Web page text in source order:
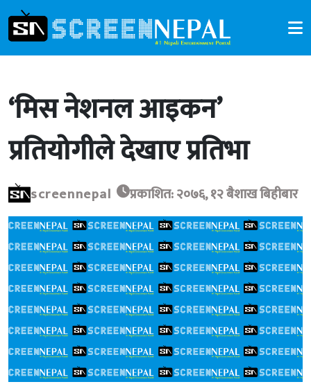
‘मिस नेशनल आइकन’
प्रतियोगीले देखाए प्रतिभा
screennepal प्रकाशित: २०७६, १२ बैशाख बिहीबार